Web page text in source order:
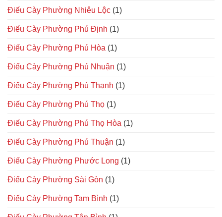
Điếu Cày Phường Nhiêu Lộc (1)
Điếu Cày Phường Phú Định (1)
Điếu Cày Phường Phú Hòa (1)
Điếu Cày Phường Phú Nhuận (1)
Điếu Cày Phường Phú Thạnh (1)
Điếu Cày Phường Phú Thọ (1)
Điếu Cày Phường Phú Thọ Hòa (1)
Điếu Cày Phường Phú Thuận (1)
Điếu Cày Phường Phước Long (1)
Điếu Cày Phường Sài Gòn (1)
Điếu Cày Phường Tam Bình (1)